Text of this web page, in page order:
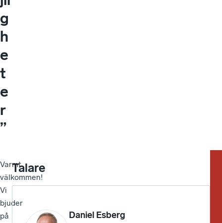
g
h
e
t
e
r
”
Varmt
välkommen!
Vi
bjuder
på
Talare
Daniel Esberg